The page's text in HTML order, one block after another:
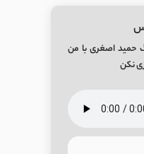
حمید اصغری با من
نکن